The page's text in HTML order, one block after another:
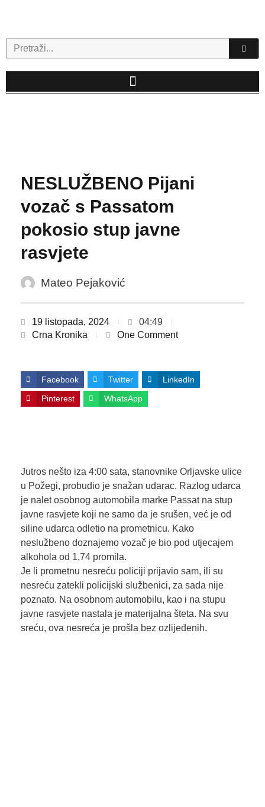
Search
NESLUŽBENO Pijani
vozač s Passatom
pokosio stup javne
rasvjete
Mateo Pejaković
19 listopada, 2024
04:49
Crna Kronika
One Comment
Facebook Twitter LinkedIn
Pinterest WhatsApp
Jutros nešto iza 4:00 sata, stanovnike Orljavske ulice
u Požegi, probudio je snažan udarac. Razlog udarca
je nalet osobnog automobila marke Passat na stup
javne rasvjete koji ne samo da je srušen, već je od
siline udarca odletio na prometnicu. Kako
neslužbeno doznajemo vozač je bio pod utjecajem
alkohola od 1,74 promila.
Je li prometnu nesreću policiji prijavio sam, ili su
nesreću zatekli policijski službenici, za sada nije
poznato. Na osobnom automobilu, kao i na stupu
javne rasvjete nastala je materijalna šteta. Na svu
sreću, ova nesreća je prošla bez ozlijeđenih.